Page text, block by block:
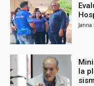
Janna
la